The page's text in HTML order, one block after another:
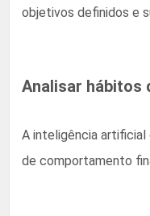
objetivos definidos e
Analisar hábitos
A inteligência
de comportamento